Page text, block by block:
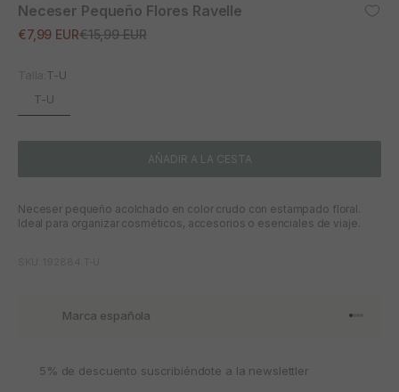
Neceser Pequeño Flores Ravelle
Precio de oferta
€7,99 EURPrecio normal
€15,99 EUR
T-U
T-U
AÑADIR A LA CESTA
Neceser pequeño acolchado en color crudo con estampado floral.
Ideal para organizar cosméticos, accesorios o esenciales de viaje.
Marca española Ir al
Ir al
5% de descuento suscribiéndote a la newslettler